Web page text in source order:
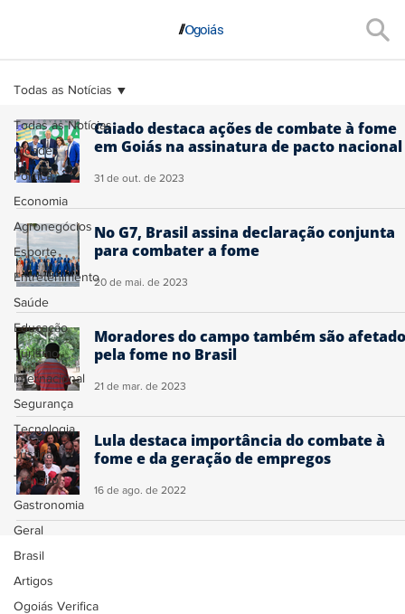
//Ogoiás
Todas as Notícias
Cidades
Política
Economia
Agronegócios
Esporte
Entretenimento
Saúde
Educação
Turismo
Internacional
Segurança
Tecnologia
Justiça
Trânsito
Gastronomia
Geral
Brasil
Artigos
Ogoiás Verifica
Todas as Notícias
Caiado destaca ações de combate à fome
em Goiás na assinatura de pacto nacional
31 de out. de 2023
No G7, Brasil assina declaração conjunta
para combater a fome
20 de mai. de 2023
Moradores do campo também são
pela fome no Brasil
21 de mar. de 2023
Lula destaca importância do combate à
fome e da geração de empregos
16 de ago. de 2022